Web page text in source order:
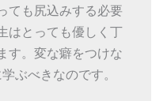
ても尻込みする必要
はとっても優しく丁
す。変な癖をつけな
ぶべきなのです。